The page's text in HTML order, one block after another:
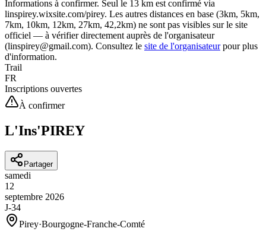
Informations à confirmer. Seul le 13 km est confirmé via
linspirey.wixsite.com/pirey. Les autres distances en base (3km, 5km,
7km, 10km, 12km, 27km, 42,2km) ne sont pas visibles sur le site
officiel — à vérifier directement auprès de l'organisateur
(linspirey@gmail.com). Consultez le site de l'organisateur pour plus
d'information.
Trail
FR
Inscriptions ouvertes
À confirmer
L'Ins'PIREY
Partager
samedi
12
septembre 2026
J-34
Pirey·Bourgogne-Franche-Comté